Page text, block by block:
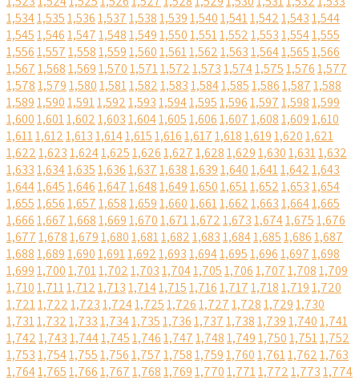
1,5341,5351,5361,5371,5381,5391,5401,5411,5421,5431,544
1,5451,5461,5471,5481,5491,5501,5511,5521,5531,5541,555
1,5561,5571,5581,5591,5601,5611,5621,5631,5641,5651,566
1,5671,5681,5691,5701,5711,5721,5731,5741,5751,5761,577
1,5781,5791,5801,5811,5821,5831,5841,5851,5861,5871,588
1,5891,5901,5911,5921,5931,5941,5951,5961,5971,5981,599
1,6001,6011,6021,6031,6041,6051,6061,6071,6081,6091,610
1,6111,6121,6131,6141,6151,6161,6171,6181,6191,6201,621
1,6221,6231,6241,6251,6261,6271,6281,6291,6301,6311,632
1,6331,6341,6351,6361,6371,6381,6391,6401,6411,6421,643
1,6441,6451,6461,6471,6481,6491,6501,6511,6521,6531,654
1,6551,6561,6571,6581,6591,6601,6611,6621,6631,6641,665
1,6661,6671,6681,6691,6701,6711,6721,6731,6741,6751,676
1,6771,6781,6791,6801,6811,6821,6831,6841,6851,6861,687
1,6881,6891,6901,6911,6921,6931,6941,6951,6961,6971,698
1,6991,7001,7011,7021,7031,7041,7051,7061,7071,7081,709
1,7101,7111,7121,7131,7141,7151,7161,7171,7181,7191,720
1,7211,7221,7231,7241,7251,7261,7271,7281,7291,730
1,7311,7321,7331,7341,7351,7361,7371,7381,7391,7401,741
1,7421,7431,7441,7451,7461,7471,7481,7491,7501,7511,752
1,7531,7541,7551,7561,7571,7581,7591,7601,7611,7621,763
1,7641,7651,7661,7671,7681,7691,7701,7711,7721,7731,774